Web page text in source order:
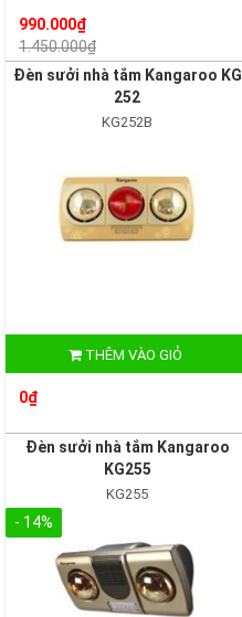
990.000₫
1.450.000₫
Đèn sưởi nhà tắm Kangaroo KG
252
KG252B
THÊM VÀO GIỎ
0₫
Đèn sưởi nhà tắm Kangaroo
KG255
KG255
- 14%